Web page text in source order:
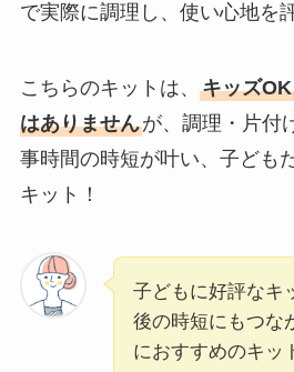
で実際に調理し、使い心地を
こちらのキットは、 キッズ
はありませんが、調理・片付
事時間の時短が叶い、子ども
キット！
子どもに好評なキ
後の時短にもつな
におすすめのキッ